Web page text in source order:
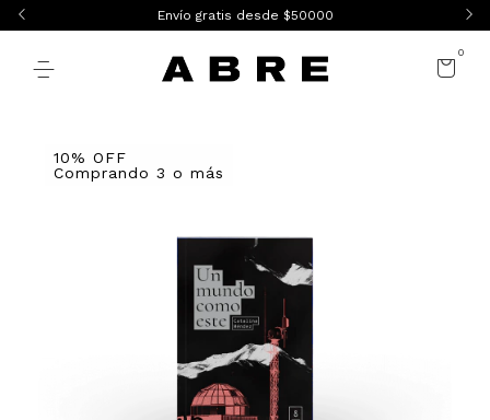
Envío gratis desde $50000
0
10% OFF
Comprando 3 o más